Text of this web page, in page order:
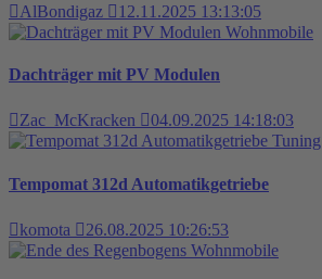
AlBondigaz
12.11.2025 13:13:05
Wohnmobile
Dachträger mit PV Modulen
Zac_McKracken
04.09.2025 14:18:03
Tuning
Tempomat 312d Automatikgetriebe
komota
26.08.2025 10:26:53
Wohnmobile